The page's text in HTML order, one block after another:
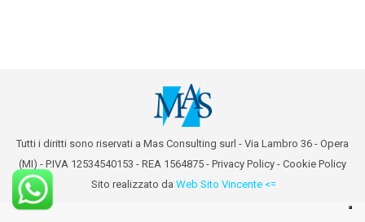
Tutti i diritti sono riservati a Mas Consulting surl - Via Lambro 36 - Opera
(MI) - P.IVA 12534540153 - REA 1564875 - Privacy Policy - Cookie Policy
Sito realizzato da Web Sito Vincente <=